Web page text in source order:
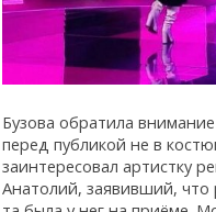
Бузова обратила
перед публикой не в
заинтересовал артистку
Анатолий, заявивший, что